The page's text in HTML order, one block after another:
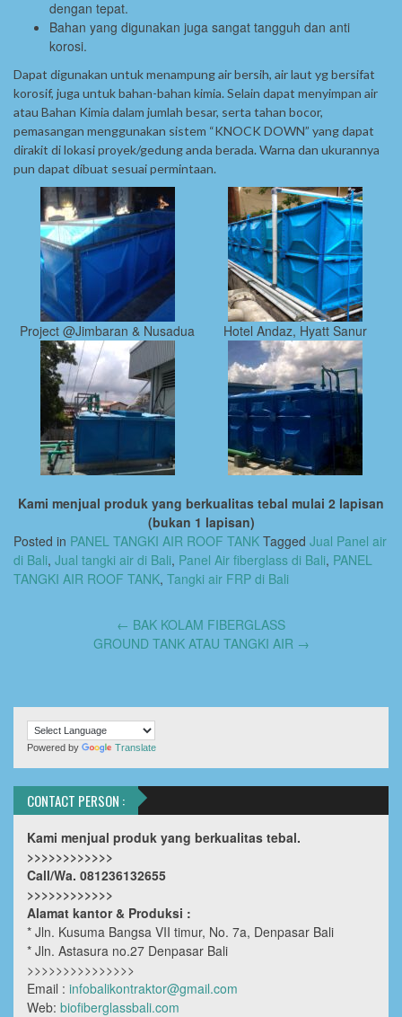
dengan tepat.
Bahan yang digunakan juga sangat tangguh dan anti
korosi.
Dapat digunakan untuk menampung air bersih, air laut yg bersifat
korosif, juga untuk bahan-bahan kimia. Selain dapat menyimpan air
atau Bahan Kimia dalam jumlah besar, serta tahan bocor,
pemasangan menggunakan sistem “KNOCK DOWN” yang dapat
dirakit di lokasi proyek/gedung anda berada. Warna dan ukurannya
pun dapat dibuat sesuai permintaan.
Project @Jimbaran & Nusadua Hotel Andaz, Hyatt Sanur
Kami menjual produk yang berkualitas tebal mulai 2 lapisan
(bukan 1 lapisan)
Posted in PANEL TANGKI AIR ROOF TANK Tagged Jual Panel air
di Bali, Jual tangki air di Bali, Panel Air fiberglass di Bali, PANEL
TANGKI AIR ROOF TANK, Tangki air FRP di Bali
← BAK KOLAM FIBERGLASS
GROUND TANK ATAU TANGKI AIR →
Powered by Translate
CONTACT PERSON :
Kami menjual produk yang berkualitas tebal.
>>>>>>>>>>>>
Call/Wa. 081236132655
>>>>>>>>>>>>
Alamat kantor & Produksi :
* Jln. Kusuma Bangsa VII timur, No. 7a, Denpasar Bali
* Jln. Astasura no.27 Denpasar Bali
>>>>>>>>>>>>>>>
Email : infobalikontraktor@gmail.com
Web: biofiberglassbali.com